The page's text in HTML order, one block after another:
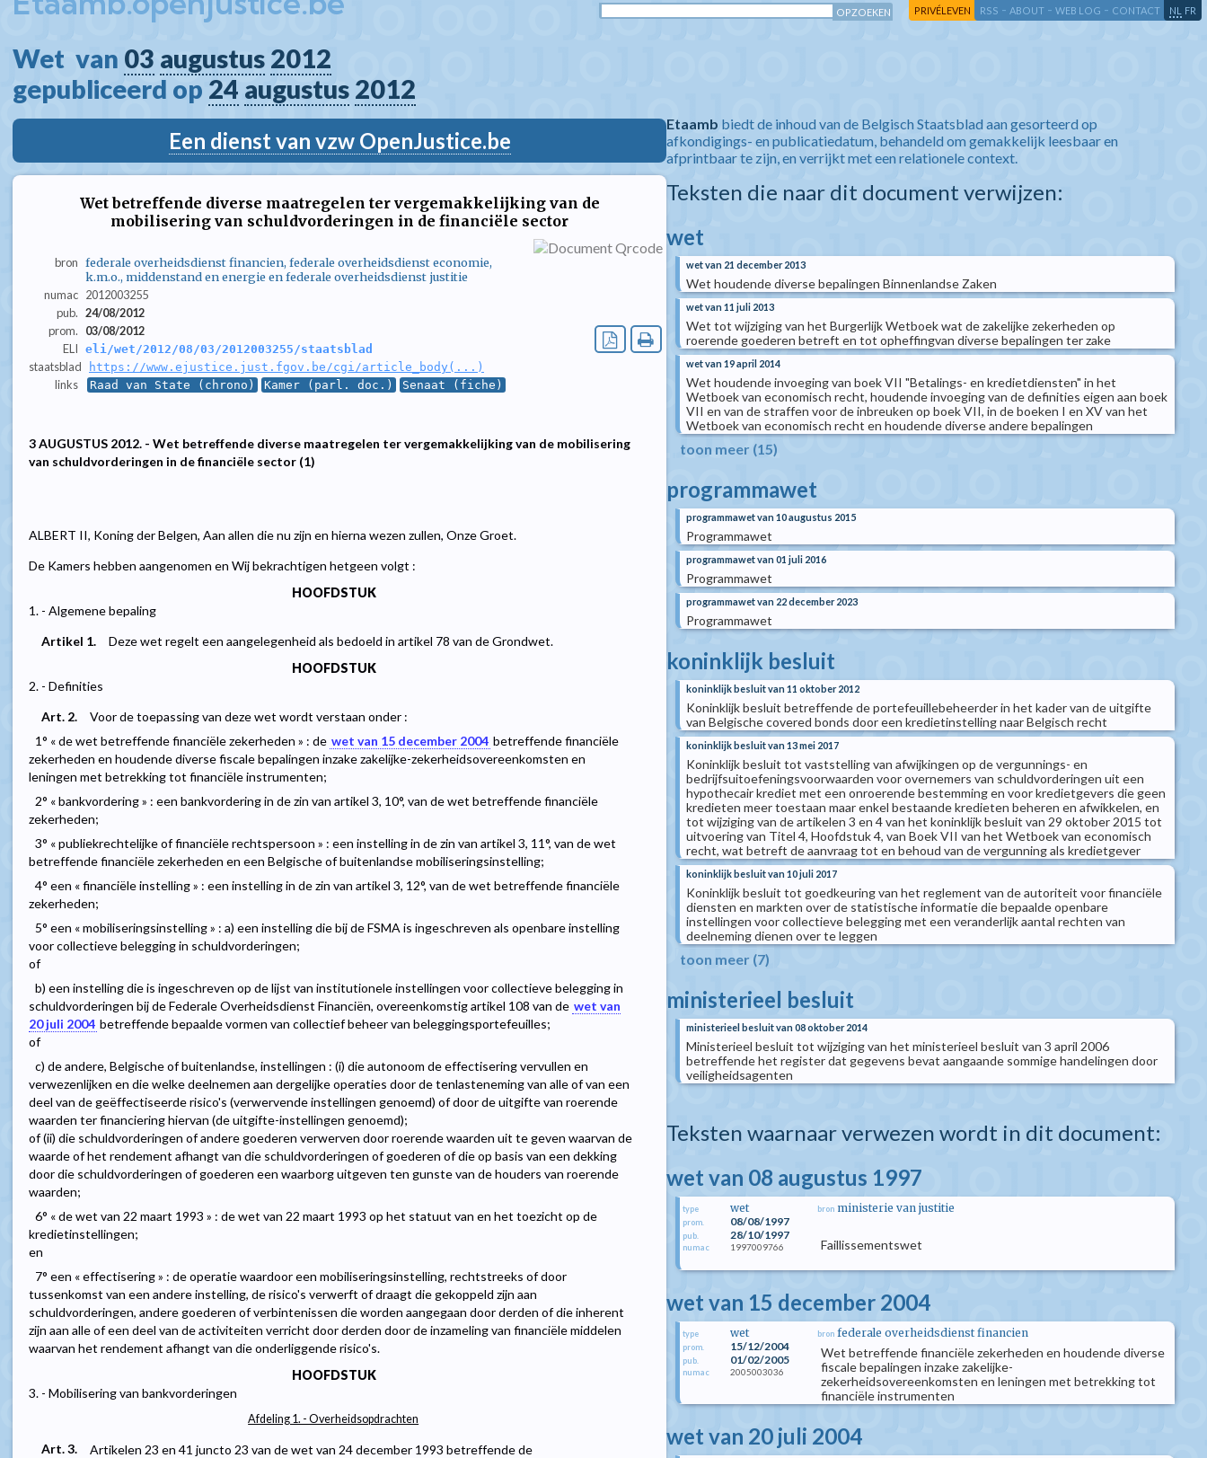
PRIVÉLEVEN RSS - ABOUT - WEB LOG - CONTACT NL FR
Wet  van 03 augustus 2012
gepubliceerd op 24 augustus 2012
Een dienst van vzw OpenJustice.be
Wet betreffende diverse maatregelen ter vergemakkelijking van de
mobilisering van schuldvorderingen in de financiële sector
bron federale overheidsdienst financien, federale overheidsdienst economie,
k.m.o., middenstand en energie en federale overheidsdienst justitie
numac 2012003255
pub. 24/08/2012
prom.
03/08/2012
ELI eli/wet/2012/08/03/2012003255/staatsblad
staatsblad https://www.ejustice.just.fgov.be/cgi/article_body(...)
links Raad van State (chrono) Kamer (parl. doc.) Senaat (fiche)
3 AUGUSTUS 2012. - Wet betreffende diverse maatregelen ter vergemakkelijking van de mobilisering
van schuldvorderingen in de financiële sector (1)
ALBERT II, Koning der Belgen, Aan allen die nu zijn en hierna wezen zullen, Onze Groet.
De Kamers hebben aangenomen en Wij bekrachtigen hetgeen volgt :
HOOFDSTUK
1. - Algemene bepaling
Artikel 1.
Deze wet regelt een aangelegenheid als bedoeld in artikel 78 van de Grondwet.
HOOFDSTUK
2. - Definities
Art. 2.
Voor de toepassing van deze wet wordt verstaan onder :
1° « de wet betreffende financiële zekerheden » : de wet van 15 december 2004 betreffende financiële
zekerheden en houdende diverse fiscale bepalingen inzake zakelijke-zekerheidsovereenkomsten en
leningen met betrekking tot financiële instrumenten;
2° « bankvordering » : een bankvordering in de zin van artikel 3, 10°, van de wet betreffende financiële
zekerheden;
3° « publiekrechtelijke of financiële rechtspersoon » : een instelling in de zin van artikel 3, 11°, van de wet
betreffende financiële zekerheden en een Belgische of buitenlandse mobiliseringsinstelling;
4° een « financiële instelling » : een instelling in de zin van artikel 3, 12°, van de wet betreffende financiële
zekerheden;
5° een « mobiliseringsinstelling » : a) een instelling die bij de FSMA is ingeschreven als openbare instelling
voor collectieve belegging in schuldvorderingen;
of
b) een instelling die is ingeschreven op de lijst van institutionele instellingen voor collectieve belegging in
schuldvorderingen bij de Federale Overheidsdienst Financiën, overeenkomstig artikel 108 van de wet van
20 juli 2004 betreffende bepaalde vormen van collectief beheer van beleggingsportefeuilles;
of
c) de andere, Belgische of buitenlandse, instellingen : (i) die autonoom de effectisering vervullen en
verwezenlijken en die welke deelnemen aan dergelijke operaties door de tenlasteneming van alle of van een
deel van de geëffectiseerde risico's (verwervende instellingen genoemd) of door de uitgifte van roerende
waarden ter financiering hiervan (de uitgifte-instellingen genoemd);
of (ii) die schuldvorderingen of andere goederen verwerven door roerende waarden uit te geven waarvan de
waarde of het rendement afhangt van die schuldvorderingen of goederen of die op basis van een dekking
door die schuldvorderingen of goederen een waarborg uitgeven ten gunste van de houders van roerende
waarden;
6° « de wet van 22 maart 1993 » : de wet van 22 maart 1993 op het statuut van en het toezicht op de
kredietinstellingen;
en
7° een « effectisering » : de operatie waardoor een mobiliseringsinstelling, rechtstreeks of door
tussenkomst van een andere instelling, de risico's verwerft of draagt die gekoppeld zijn aan
schuldvorderingen, andere goederen of verbintenissen die worden aangegaan door derden of die inherent
zijn aan alle of een deel van de activiteiten verricht door derden door de inzameling van financiële middelen
waarvan het rendement afhangt van die onderliggende risico's.
HOOFDSTUK
3. - Mobilisering van bankvorderingen
Afdeling 1. - Overheidsopdrachten
Art. 3.
Artikelen 23 en 41 juncto 23 van de wet van 24 december 1993 betreffende de
Etaamb biedt de inhoud van de Belgisch Staatsblad aan gesorteerd op
afkondigings- en publicatiedatum, behandeld om gemakkelijk leesbaar en
afprintbaar te zijn, en verrijkt met een relationele context.
Teksten die naar dit document verwijzen:
wet
wet van 21 december 2013
Wet houdende diverse bepalingen Binnenlandse Zaken
wet van 11 juli 2013
Wet tot wijziging van het Burgerlijk Wetboek wat de zakelijke zekerheden op
roerende goederen betreft en tot opheffingvan diverse bepalingen ter zake
wet van 19 april 2014
Wet houdende invoeging van boek VII "Betalings- en kredietdiensten" in het
Wetboek van economisch recht, houdende invoeging van de definities eigen aan boek
VII en van de straffen voor de inbreuken op boek VII, in de boeken I en XV van het
Wetboek van economisch recht en houdende diverse andere bepalingen
toon meer (15)
programmawet
programmawet van 10 augustus 2015
Programmawet
programmawet van 01 juli 2016
Programmawet
programmawet van 22 december 2023
Programmawet
koninklijk besluit
koninklijk besluit van 11 oktober 2012
Koninklijk besluit betreffende de portefeuillebeheerder in het kader van de uitgifte
van Belgische covered bonds door een kredietinstelling naar Belgisch recht
koninklijk besluit van 13 mei 2017
Koninklijk besluit tot vaststelling van afwijkingen op de vergunnings- en
bedrijfsuitoefeningsvoorwaarden voor overnemers van schuldvorderingen uit een
hypothecair krediet met een onroerende bestemming en voor kredietgevers die geen
kredieten meer toestaan maar enkel bestaande kredieten beheren en afwikkelen, en
tot wijziging van de artikelen 3 en 4 van het koninklijk besluit van 29 oktober 2015 tot
uitvoering van Titel 4, Hoofdstuk 4, van Boek VII van het Wetboek van economisch
recht, wat betreft de aanvraag tot en behoud van de vergunning als kredietgever
koninklijk besluit van 10 juli 2017
Koninklijk besluit tot goedkeuring van het reglement van de autoriteit voor financiële
diensten en markten over de statistische informatie die bepaalde openbare
instellingen voor collectieve belegging met een veranderlijk aantal rechten van
deelneming dienen over te leggen
toon meer (7)
ministerieel besluit
ministerieel besluit van 08 oktober 2014
Ministerieel besluit tot wijziging van het ministerieel besluit van 3 april 2006
betreffende het register dat gegevens bevat aangaande sommige handelingen door
veiligheidsagenten
Teksten waarnaar verwezen wordt in dit document:
wet van 08 augustus 1997
type wet
prom. 08/08/1997
pub. 28/10/1997
numac 1997009766
bron ministerie van justitie
Faillissementswet
wet van 15 december 2004
type wet
prom. 15/12/2004
pub. 01/02/2005
numac 2005003036
bron federale overheidsdienst financien
Wet betreffende financiële zekerheden en houdende diverse
fiscale bepalingen inzake zakelijke-
zekerheidsovereenkomsten en leningen met betrekking tot
financiële instrumenten
wet van 20 juli 2004